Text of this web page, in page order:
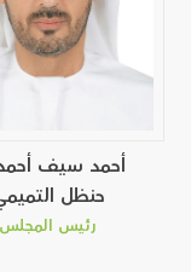
أحمد سيف
حنظل
رئيس المجلس